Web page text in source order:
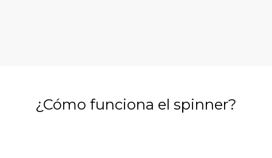
¿Cómo funciona el spinner?